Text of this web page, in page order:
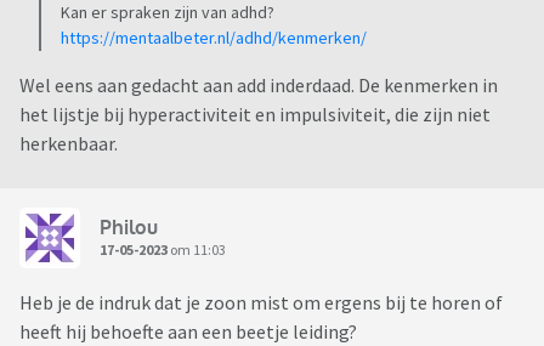
Kan er spraken zijn van adhd?
https://mentaalbeter.nl/adhd/kenmerken/
Wel eens aan gedacht aan add inderdaad. De kenmerken in
het lijstje bij hyperactiviteit en impulsiviteit, die zijn niet
herkenbaar.
Philou
17-05-2023 om 11:03
Heb je de indruk dat je zoon mist om ergens bij te horen of
heeft hij behoefte aan een beetje leiding?